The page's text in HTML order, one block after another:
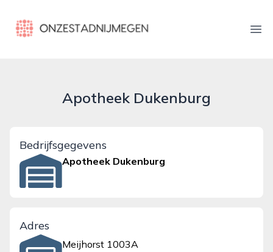
onzestadnijmegen.nl
Apotheek Dukenburg
Bedrijfsgegevens
Apotheek Dukenburg
Adres
Meijhorst 1003A